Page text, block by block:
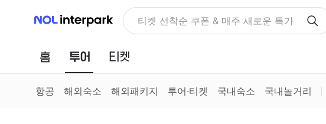
NOL 인터파크 티켓 선착순 쿠폰 & 매주 새로운 특가
홈 투어
항공 해외숙소 해외패키지 투어·티켓 국내숙소 국내놀거리